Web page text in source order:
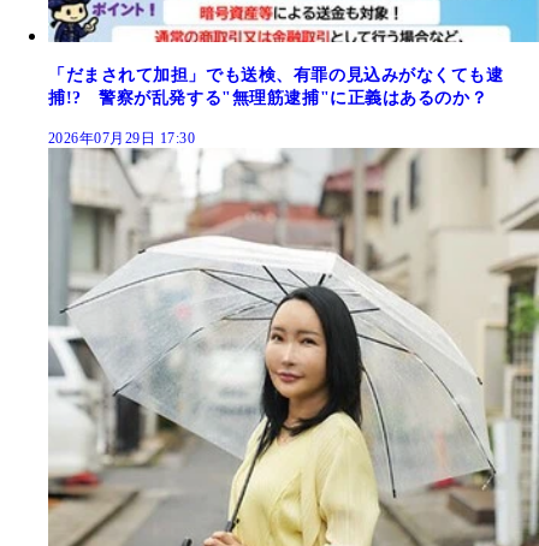
「だまされて加担」でも送検、有罪の見込みがなくても逮
捕!? 警察が乱発する"無理筋逮捕"に正義はあるのか？
2026年07月29日 17:30